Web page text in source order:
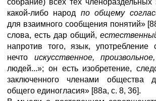
собрание) всех тех членораздельных
какой-либо народ по общему
для взаимного сообщения понятий»
слова, есть дар общий,
напротив того, язык, употребление
нечто искусственное,
людей...»; он есть изобретение,
заключенного членами общества
общего единогласия» [88а, с. 8, 36].